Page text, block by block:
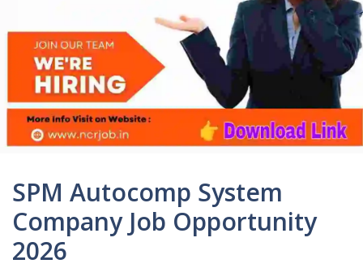
SPM Autocomp System
Company Job Opportunity
2026